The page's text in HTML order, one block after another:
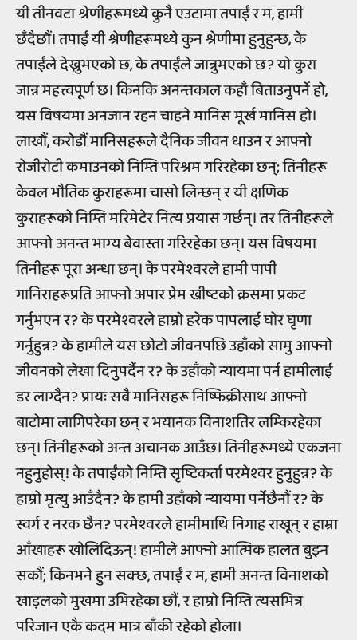
यी तीनवटा श्रेणीहरूमध्ये कुनै एउटामा तपाईं र म, हामी
छँदैछौं। तपाईं यी श्रेणीहरूमध्ये कुन श्रेणीमा हुनुहुन्छ, के
तपाईंले देख्नुभएको छ, के तपाईंले जान्नुभएको छ? यो कुरा
जान्न महत्त्वपूर्ण छ। किनकि अनन्तकाल कहाँ बिताउनुपर्ने हो,
यस विषयमा अनजान रहन चाहने मानिस मूर्ख मानिस हो।
लाखौं, करोडौं मानिसहरूले दैनिक जीवन धाउन र आफ्नो
रोजीरोटी कमाउनको निम्ति परिश्रम गरिरहेका छन्; तिनीहरू
केवल भौतिक कुराहरूमा चासो लिन्छन् र यी क्षणिक
कुराहरूको निम्ति मरिमेटेर नित्य प्रयास गर्छन्। तर तिनीहरूले
आफ्नो अनन्त भाग्य बेवास्ता गरिरहेका छन्। यस विषयमा
तिनीहरू पूरा अन्धा छन्। के परमेश्वरले हामी पापी
गानिराहरूप्रति आफ्नो अपार प्रेम ख्रीष्टको क्रसमा प्रकट
गर्नुभएन र? के परमेश्वरले हाम्रो हरेक पापलाई घोर घृणा
गर्नुहुन्न? के हामीले यस छोटो जीवनपछि उहाँको सामु आफ्नो
जीवनको लेखा दिनुपर्दैन र? के उहाँको न्यायमा पर्न हामीलाई
डर लाग्दैन? प्रायः सबै मानिसहरू निष्फिक्रीसाथ आफ्नो
बाटोमा लागिपरेका छन् र भयानक विनाशतिर लम्किरहेका
छन्। तिनीहरूको अन्त अचानक आउँछ। तिनीहरूमध्ये एकजना
नहुनुहोस्! के तपाईंको निम्ति सृष्टिकर्ता परमेश्वर हुनुहुन्न? के
हाम्रो मृत्यु आउँदैन? के हामी उहाँको न्यायमा पर्नेछैनौं र? के
स्वर्ग र नरक छैन? परमेश्वरले हामीमाथि निगाह राखून् र हाम्रा
आँखाहरू खोलिदिऊन्! हामीले आफ्नो आत्मिक हालत बुझ्न
सकौं; किनभने हुन सक्छ, तपाईं र म, हामी अनन्त विनाशको
खाड़लको मुखमा उभिरहेका छौं, र हाम्रो निम्ति त्यसभित्र
परिजान एकै कदम मात्र बाँकी रहेको होला।